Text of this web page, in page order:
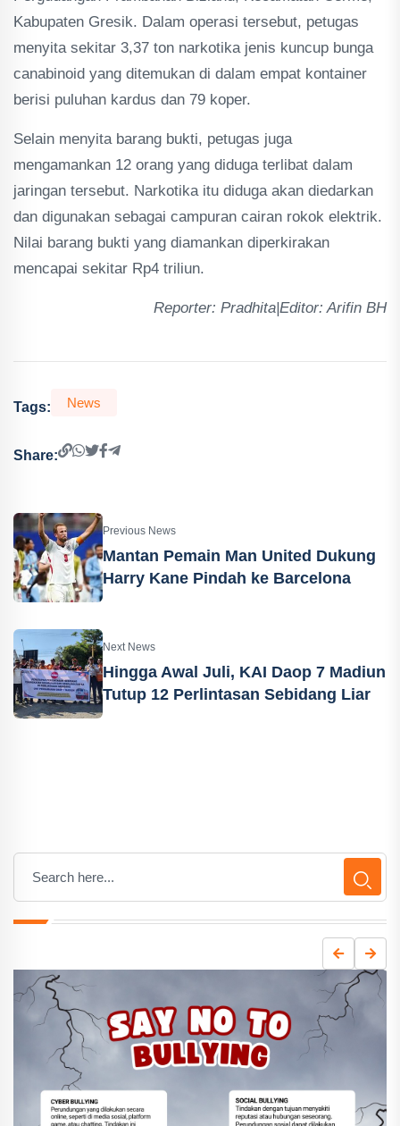
Kabupaten Gresik. Dalam operasi tersebut, petugas
menyita sekitar 3,37 ton narkotika jenis kuncup bunga
canabinoid yang ditemukan di dalam empat kontainer
berisi puluhan kardus dan 79 koper.
Selain menyita barang bukti, petugas juga
mengamankan 12 orang yang diduga terlibat dalam
jaringan tersebut. Narkotika itu diduga akan diedarkan
dan digunakan sebagai campuran cairan rokok elektrik.
Nilai barang bukti yang diamankan diperkirakan
mencapai sekitar Rp4 triliun.
Reporter: Pradhita|Editor: Arifin BH
Tags: News
Share:
Previous News
Mantan Pemain Man United Dukung
Harry Kane Pindah ke Barcelona
Next News
Hingga Awal Juli, KAI Daop 7 Madiun
Tutup 12 Perlintasan Sebidang Liar